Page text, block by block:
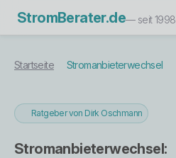
StromBerater.de— seit 1998
Startseite Stromanbieterwechsel
Ratgeber von Dirk Oschmann
Stromanbieterwechsel: